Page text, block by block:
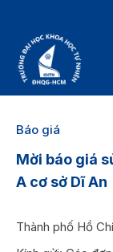
Báo giá
Mời báo giá
A cơ sở Dĩ An
Thành phố Hồ